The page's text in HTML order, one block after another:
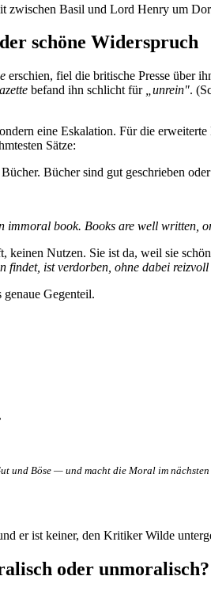
zwischen Basil und Lord Henry um
schöne Widerspruch
erschien, fiel die britische Presse über
befand ihn schlicht für „unrein".
eine Eskalation. Für die
Sätze:
Bücher sind gut geschrieben
immoral book. Books are well
keinen Nutzen. Sie ist da, weil sie
findet, ist verdorben, ohne dabei
Gegenteil.
und Böse — und macht die Moral im
er ist keiner, den Kritiker Wilde
oder unmoralisch?